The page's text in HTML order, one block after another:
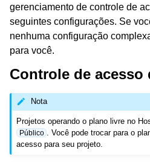
navigation of Formatos de
gerenciamento de controle de
seguintes configurações. Se
nenhuma configuração
para você.
Controle de acesso
Nota
Projetos operando o plano livre no
Público
. Você pode trocar para o
acesso para seu projeto.